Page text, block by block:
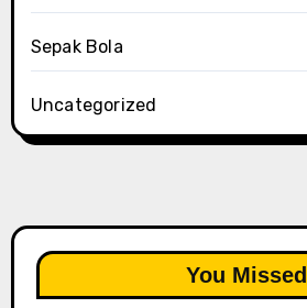
Sepak Bola
Uncategorized
You Missed